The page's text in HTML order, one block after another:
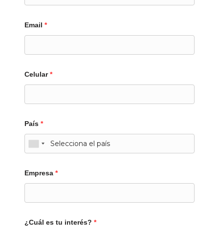
Email *
Celular *
País *
Empresa *
¿Cuál es tu interés? *